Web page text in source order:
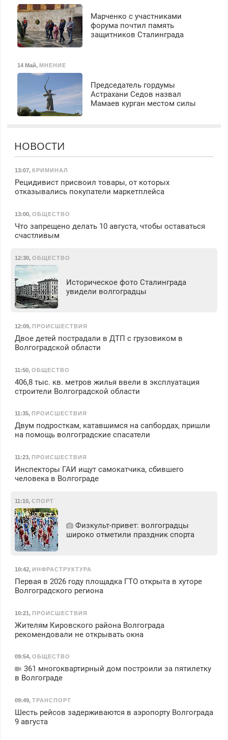
Марченко с участниками
форума почтил память
защитников Сталинграда
14 Май, МНЕНИЕ
Председатель гордумы
Астрахани Седов назвал
Мамаев курган местом силы
НОВОСТИ
13:07, КРИМИНАЛ
Рецидивист присвоил товары, от которых
отказывались покупатели маркетплейса
13:00, ОБЩЕСТВО
Что запрещено делать 10 августа, чтобы оставаться
счастливым
12:30, ОБЩЕСТВО
Историческое фото Сталинграда
увидели волгоградцы
12:09, ПРОИСШЕСТВИЯ
Двое детей пострадали в ДТП с грузовиком в
Волгоградской области
11:50, ОБЩЕСТВО
406,8 тыс. кв. метров жилья ввели в эксплуатация
строители Волгоградской области
11:35, ПРОИСШЕСТВИЯ
Двум подросткам, катавшимся на сапбордах, пришли
на помощь волгоградские спасатели
11:23, ПРОИСШЕСТВИЯ
Инспекторы ГАИ ищут самокатчика, сбившего
человека в Волгограде
11:10, СПОРТ
Физкульт‑привет: волгоградцы
широко отметили праздник спорта
10:42, ИНФРАСТРУКТУРА
Первая в 2026 году площадка ГТО открыта в хуторе
Волгоградского региона
10:21, ПРОИСШЕСТВИЯ
Жителям Кировского района Волгограда
рекомендовали не открывать окна
09:54, ОБЩЕСТВО
361 многоквартирный дом построили за пятилетку
в Волгограде
09:49, ТРАНСПОРТ
Шесть рейсов задерживаются в аэропорту Волгограда
9 августа